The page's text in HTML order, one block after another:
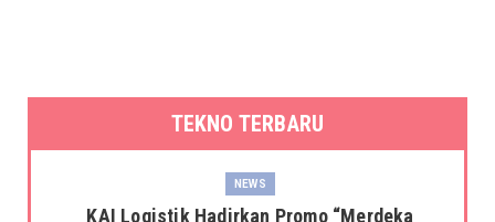
TEKNO TERBARU
NEWS
KAI Logistik Hadirkan Promo “Merdeka